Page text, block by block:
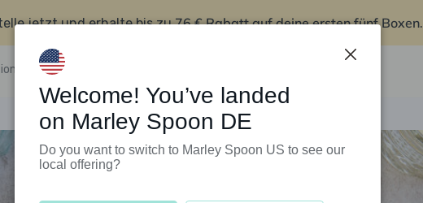
jetzt und erhalte bis zu76 € Rabatt auf deine ersten fünf Boxen.
Kundenservice
Welcome! You’ve landed
on Marley Spoon DE
Do you want to switch to Marley Spoon US to see our
local offering?